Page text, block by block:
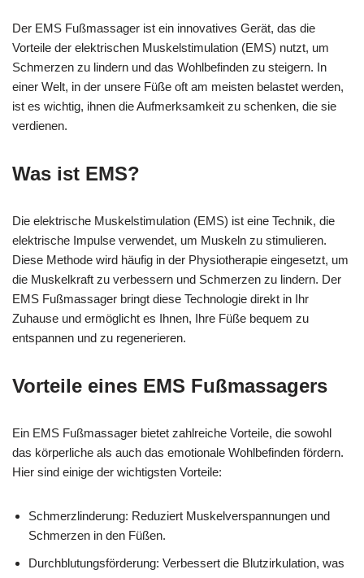
Der EMS Fußmassager ist ein innovatives Gerät, das die
Vorteile der elektrischen Muskelstimulation (EMS) nutzt, um
Schmerzen zu lindern und das Wohlbefinden zu steigern. In
einer Welt, in der unsere Füße oft am meisten belastet werden,
ist es wichtig, ihnen die Aufmerksamkeit zu schenken, die sie
verdienen.
Was ist EMS?
Die elektrische Muskelstimulation (EMS) ist eine Technik, die
elektrische Impulse verwendet, um Muskeln zu stimulieren.
Diese Methode wird häufig in der Physiotherapie eingesetzt, um
die Muskelkraft zu verbessern und Schmerzen zu lindern. Der
EMS Fußmassager bringt diese Technologie direkt in Ihr
Zuhause und ermöglicht es Ihnen, Ihre Füße bequem zu
entspannen und zu regenerieren.
Vorteile eines EMS Fußmassagers
Ein EMS Fußmassager bietet zahlreiche Vorteile, die sowohl
das körperliche als auch das emotionale Wohlbefinden fördern.
Hier sind einige der wichtigsten Vorteile:
Schmerzlinderung: Reduziert Muskelverspannungen und
Schmerzen in den Füßen.
Durchblutungsförderung: Verbessert die Blutzirkulation, was